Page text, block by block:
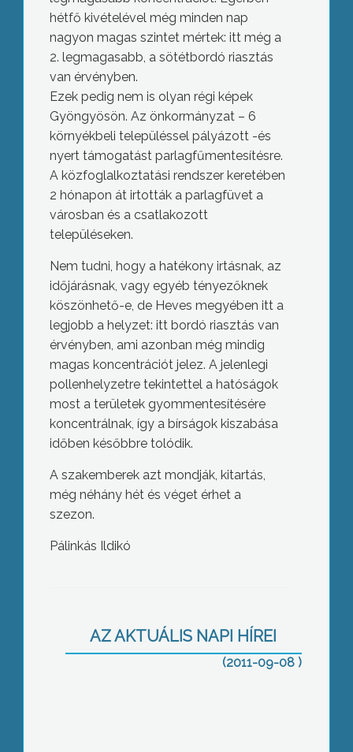
hétfő kivételével még minden nap
nagyon magas szintet mértek: itt még a
2. legmagasabb, a sötétbordó riasztás
van érvényben.
Ezek pedig nem is olyan régi képek
Gyöngyösön. Az önkormányzat – 6
környékbeli településsel pályázott -és
nyert támogatást parlagfűmentesítésre.
A közfoglalkoztatási rendszer keretében
2 hónapon át irtották a parlagfüvet a
városban és a csatlakozott
településeken.
Nem tudni, hogy a hatékony irtásnak, az
időjárásnak, vagy egyéb tényezőknek
köszönhető-e, de Heves megyében itt a
legjobb a helyzet: itt bordó riasztás van
érvényben, ami azonban még mindig
magas koncentrációt jelez. A jelenlegi
pollenhelyzetre tekintettel a hatóságok
most a területek gyommentesítésére
koncentrálnak, így a bírságok kiszabása
időben későbbre tolódik.
A szakemberek azt mondják, kitartás,
még néhány hét és véget érhet a
szezon.
Pálinkás Ildikó
AZ AKTUÁLIS NAPI HÍREI
(2011-09-08 )
állapota